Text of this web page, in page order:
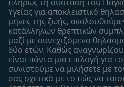
Επικοινώνησε μαζί μας
Το
Προϊόντα
Εύρεση προϊόντος
Οι μάρκες μου
Εύρεση καταστήματος
πλήρως τη σύσταση του
Υγείας για αποκλειστικό
μήνες της ζωής,
κατάλληλων θρεπτικών
μαζί με συνεχιζόμενο
δύο ετών. Καθώς
είναι πάντα μια επιλογή για
συνιστούμε να μιλήσετε με
σας σχετικά με το πώς να